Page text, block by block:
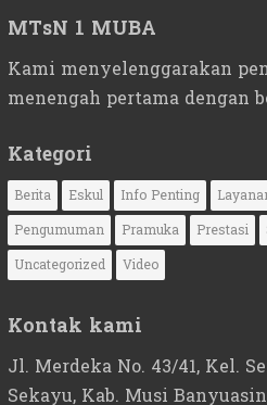
MTsN 1 MUBA
Kami menyelenggarakan
menengah pertama dengan
Kategori
Berita Eskul Info Penting
Pengumuman
Pramuka Prestasi
Uncategorized
Video
Kontak kami
Jl. Merdeka No. 43/41, Kel.
Sekayu, Kab. Musi